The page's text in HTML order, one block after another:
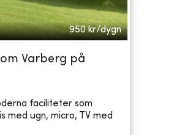
950 kr/dygn
Varberg på
faciliteter som
med ugn, micro, TV med